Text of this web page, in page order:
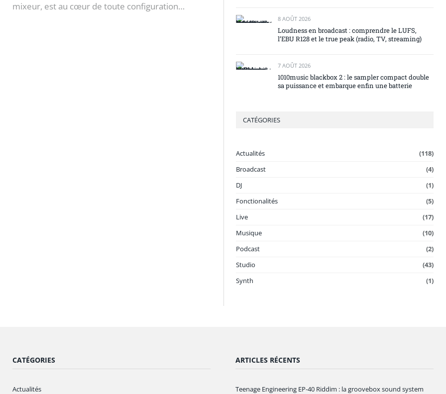
mixeur, est au cœur de toute configuration…
8 AOÛT 2026
Loudness en broadcast : comprendre le LUFS,
l’EBU R128 et le true peak (radio, TV, streaming)
7 AOÛT 2026
1010music blackbox 2 : le sampler compact double
sa puissance et embarque enfin une batterie
CATÉGORIES
Actualités
(118)
Broadcast
(4)
DJ
(1)
Fonctionalités
(5)
Live
(17)
Musique
(10)
Podcast
(2)
Studio
(43)
Synth
(1)
CATÉGORIES
Actualités
ARTICLES RÉCENTS
Teenage Engineering EP-40 Riddim : la groovebox sound system